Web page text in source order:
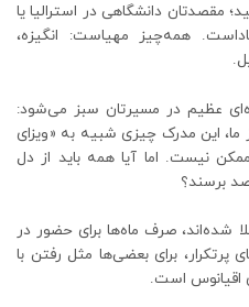
دانشگاهی در استرالیا یا
همه‌چیز مهیاست: انگیزه،
عظیم در مسیرتان سبز می‌شود:
ما، این مدرک چیزی شبیه به «ویزای
نیست. اما آیا همه باید از دل
برسند؟
شده‌اند، صرف ماه‌ها برای حضور در
برای بعضی‌ها مثل رفتن با
اقیانوس است.